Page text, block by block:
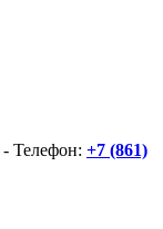
- Телефон: +7 (861)